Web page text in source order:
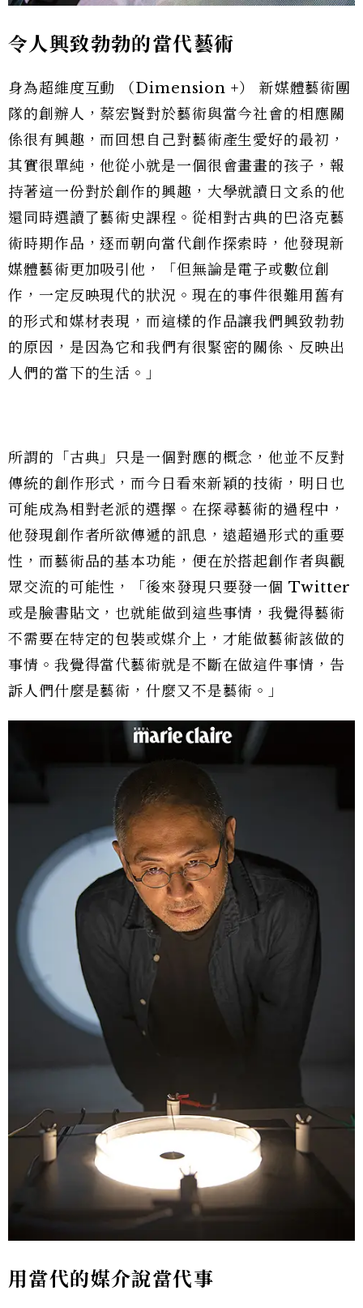
令人興致勃勃的當代藝術
身為超維度互動 （Dimension +） 新媒體藝術團
隊的創辦人，蔡宏賢對於藝術與當今社會的相應關
係很有興趣，而回想自己對藝術產生愛好的最初，
其實很單純，他從小就是一個很會畫畫的孩子，報
持著這一份對於創作的興趣，大學就讀日文系的他
還同時選讀了藝術史課程。從相對古典的巴洛克藝
術時期作品，逐而朝向當代創作探索時，他發現新
媒體藝術更加吸引他，「但無論是電子或數位創
作，一定反映現代的狀況。現在的事件很難用舊有
的形式和媒材表現，而這樣的作品讓我們興致勃勃
的原因，是因為它和我們有很緊密的關係、反映出
人們的當下的生活。」
所謂的「古典」只是一個對應的概念，他並不反對
傳統的創作形式，而今日看來新穎的技術，明日也
可能成為相對老派的選擇。在探尋藝術的過程中，
他發現創作者所欲傳遞的訊息，遠超過形式的重要
性，而藝術品的基本功能，便在於搭起創作者與觀
眾交流的可能性，「後來發現只要發一個 Twitter
或是臉書貼文，也就能做到這些事情，我覺得藝術
不需要在特定的包裝或媒介上，才能做藝術該做的
事情。我覺得當代藝術就是不斷在做這件事情，告
訴人們什麼是藝術，什麼又不是藝術。」
用當代的媒介說當代事